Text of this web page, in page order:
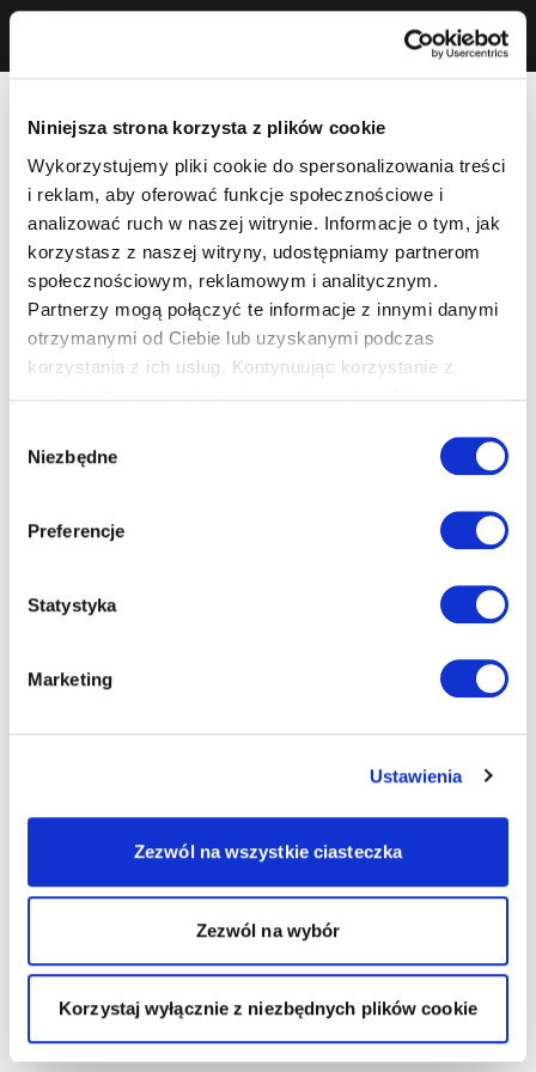
Niniejsza strona korzysta z plików cookie
Wykorzystujemy pliki cookie do spersonalizowania treści
i reklam, aby oferować funkcje społecznościowe i
analizować ruch w naszej witrynie. Informacje o tym, jak
korzystasz z naszej witryny, udostępniamy partnerom
społecznościowym, reklamowym i analitycznym.
Partnerzy mogą połączyć te informacje z innymi danymi
otrzymanymi od Ciebie lub uzyskanymi podczas
korzystania z ich usług. Kontynuując korzystanie z
zgody
Niezbędne
Preferencje
Statystyka
Marketing
Ustawienia
Zezwól na wszystkie ciasteczka
Zezwól na wybór
Korzystaj wyłącznie z niezbędnych plików cookie